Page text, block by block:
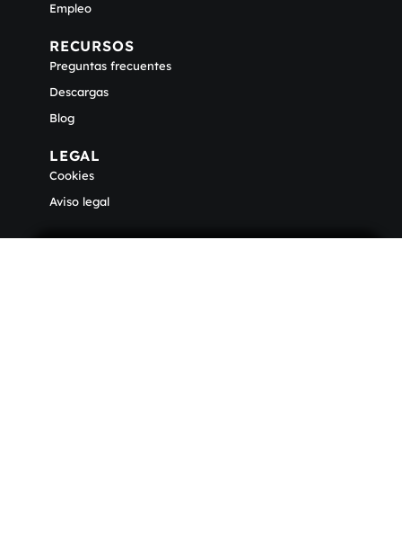
Empleo
RECURSOS
Preguntas frecuentes
Descargas
Blog
LEGAL
Cookies
Aviso legal